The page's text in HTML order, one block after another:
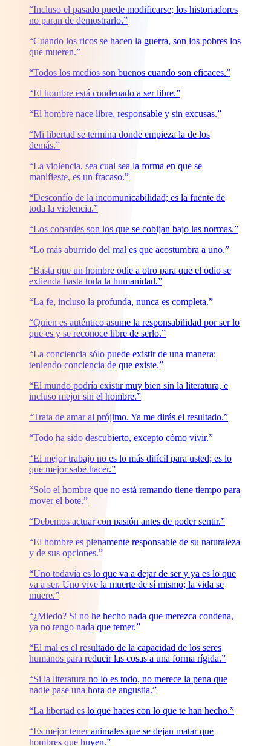
“Incluso el pasado puede modificarse; los historiadores
no paran de demostrarlo.”
“Cuando los ricos se hacen la guerra, son los pobres los
que mueren.”
“Todos los medios son buenos cuando son eficaces.”
“El hombre está condenado a ser libre.”
“El hombre nace libre, responsable y sin excusas.”
“Mi libertad se termina donde empieza la de los
demás.”
“La violencia, sea cual sea la forma en que se
manifieste, es un fracaso.”
“Desconfío de la incomunicabilidad; es la fuente de
toda la violencia.”
“Los cobardes son los que se cobijan bajo las normas.”
“Lo más aburrido del mal es que acostumbra a uno.”
“Basta que un hombre odie a otro para que el odio se
extienda hasta toda la humanidad.”
“La fe, incluso la profunda, nunca es completa.”
“Quien es auténtico asume la responsabilidad por ser lo
que es y se reconoce libre de serlo.”
“La conciencia sólo puede existir de una manera:
teniendo conciencia de que existe.”
“El mundo podría existir muy bien sin la literatura, e
incluso mejor sin el hombre.”
“Trata de amar al prójimo. Ya me dirás el resultado.”
“Todo ha sido descubierto, excepto cómo vivir.”
“El mejor trabajo no es lo más difícil para usted; es lo
que mejor sabe hacer.”
“Solo el hombre que no está remando tiene tiempo para
mover el bote.”
“Debemos actuar con pasión antes de poder sentir.”
“El hombre es plenamente responsable de su naturaleza
y de sus opciones.”
“Uno todavía es lo que va a dejar de ser y ya es lo que
va a ser. Uno vive la muerte de sí mismo; la vida se
muere.”
“¿Miedo? Si no he hecho nada que merezca condena,
ya no tengo nada que temer.”
“El mal es el resultado de la capacidad de los seres
humanos para reducir las cosas a una forma rígida.”
“Si la literatura no lo es todo, no merece la pena que
nadie pase una hora de angustia.”
“La libertad es lo que haces con lo que te han hecho.”
“Es mejor tener animales que se dejan matar que
hombres que huyen.”